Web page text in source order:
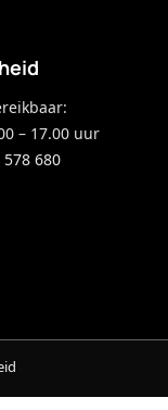
– 17.00 uur
578 680